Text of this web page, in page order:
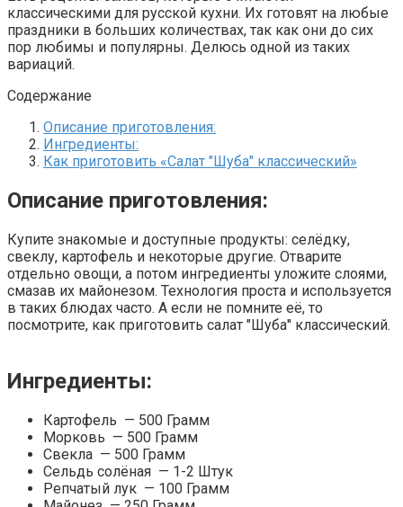
классическими для русской кухни. Их готовят на любые
праздники в больших количествах, так как они до сих
пор любимы и популярны. Делюсь одной из таких
вариаций.
Содержание
Описание приготовления:
Ингредиенты:
Как приготовить «Салат "Шуба" классический»
Описание приготовления:
Купите знакомые и доступные продукты: селёдку,
свеклу, картофель и некоторые другие. Отварите
отдельно овощи, а потом ингредиенты уложите слоями,
смазав их майонезом. Технология проста и используется
в таких блюдах часто. А если не помните её, то
посмотрите, как приготовить салат "Шуба" классический.
Ингредиенты:
Картофель — 500 Грамм
Морковь — 500 Грамм
Свекла — 500 Грамм
Сельдь солёная — 1-2 Штук
Репчатый лук — 100 Грамм